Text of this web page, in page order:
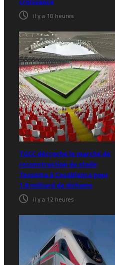
il y a 10 heures
TGCC décroche le marché de
reconstruction du stade
Tessema à Casablanca pour
1,8 milliard de dirhams
il y a 12 heures